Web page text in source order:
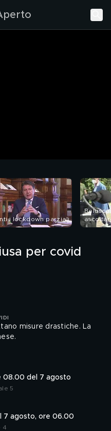
i lockdown parziali
per covid
misure drastiche. La
08.00 del 7 agosto
5
7 agosto, ore 06.00
4